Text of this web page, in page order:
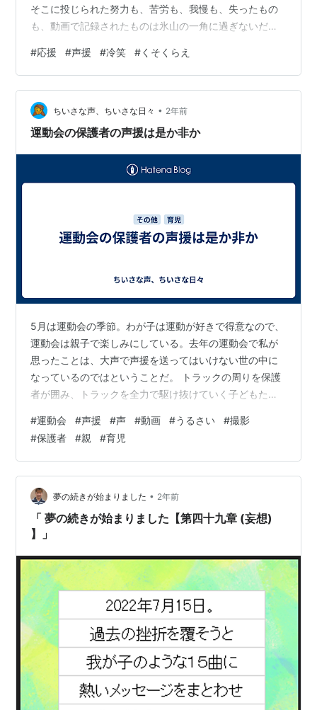
そこに投じられた努力も、苦労も、我慢も、失ったもの
も、動画で記録されたものは氷山の一角に過ぎないだろ
た。 絶望しきって死ぬために、今を熱狂して生きろ/講談
社/見城徹 posted with カエレバ 楽天市場 Amazon しか
し勝負の場とは残酷だ。いつだって勝者と敗者に分かれ
てしまう。どれだけ努力をしても、我慢しても、結果が
それを反映するとは限らない。 勝者が笑顔で報われる裏
#応援 #声援 #冷笑 #くそくらえ
ちいさな声、ちいさな日々 • 2年前
運動会の保護者の声援は是か非か
5月は運動会の季節。わが子は運動が好きで得意なので、
運動会は親子で楽しみにしている。去年の運動会で私が
思ったことは、大声で声援を送ってはいけない世の中に
なっているのではということだ。 トラックの周りを保護
者が囲み、トラックを全力で駆け抜けていく子どもた
ー！！がんばれー！！」と叫ぶものの、あれこれいいの
か？周りの保護者スマホやカメラで動画撮影してるけ
ど、私うるさかったんじゃないだろうかと気づいたのが
去年の運動会。 今年はちょっと控えめに「がんばれ
ー！」と応援した。周りに動画を撮っている保護者様が
いるので、声が入ってしまっては申し訳ないのでね。私
も動画…
#運動会 #声援 #声 #動画 #うるさい #撮影
#保護者 #親 #育児
夢の続きが始まりました • 2年前
「 夢の続きが始まりました【第四十九章 (妄想)
】」